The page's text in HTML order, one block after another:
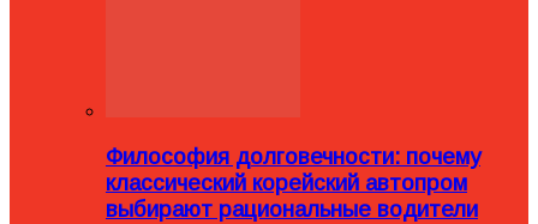
Философия долговечности: почему
классический корейский автопром
выбирают рациональные водители